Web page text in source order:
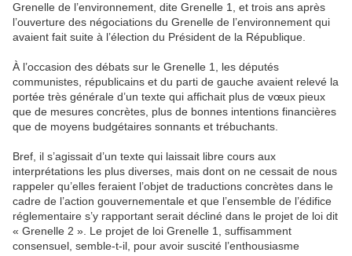
Grenelle de l’environnement, dite Grenelle 1, et trois ans après
l’ouverture des négociations du Grenelle de l’environnement qui
avaient fait suite à l’élection du Président de la République.
À l’occasion des débats sur le Grenelle 1, les députés
communistes, républicains et du parti de gauche avaient relevé la
portée très générale d’un texte qui affichait plus de vœux pieux
que de mesures concrètes, plus de bonnes intentions financières
que de moyens budgétaires sonnants et trébuchants.
Bref, il s’agissait d’un texte qui laissait libre cours aux
interprétations les plus diverses, mais dont on ne cessait de nous
rappeler qu’elles feraient l’objet de traductions concrètes dans le
cadre de l’action gouvernementale et que l’ensemble de l’édifice
réglementaire s’y rapportant serait décliné dans le projet de loi dit
« Grenelle 2 ». Le projet de loi Grenelle 1, suffisamment
consensuel, semble-t-il, pour avoir suscité l’enthousiasme